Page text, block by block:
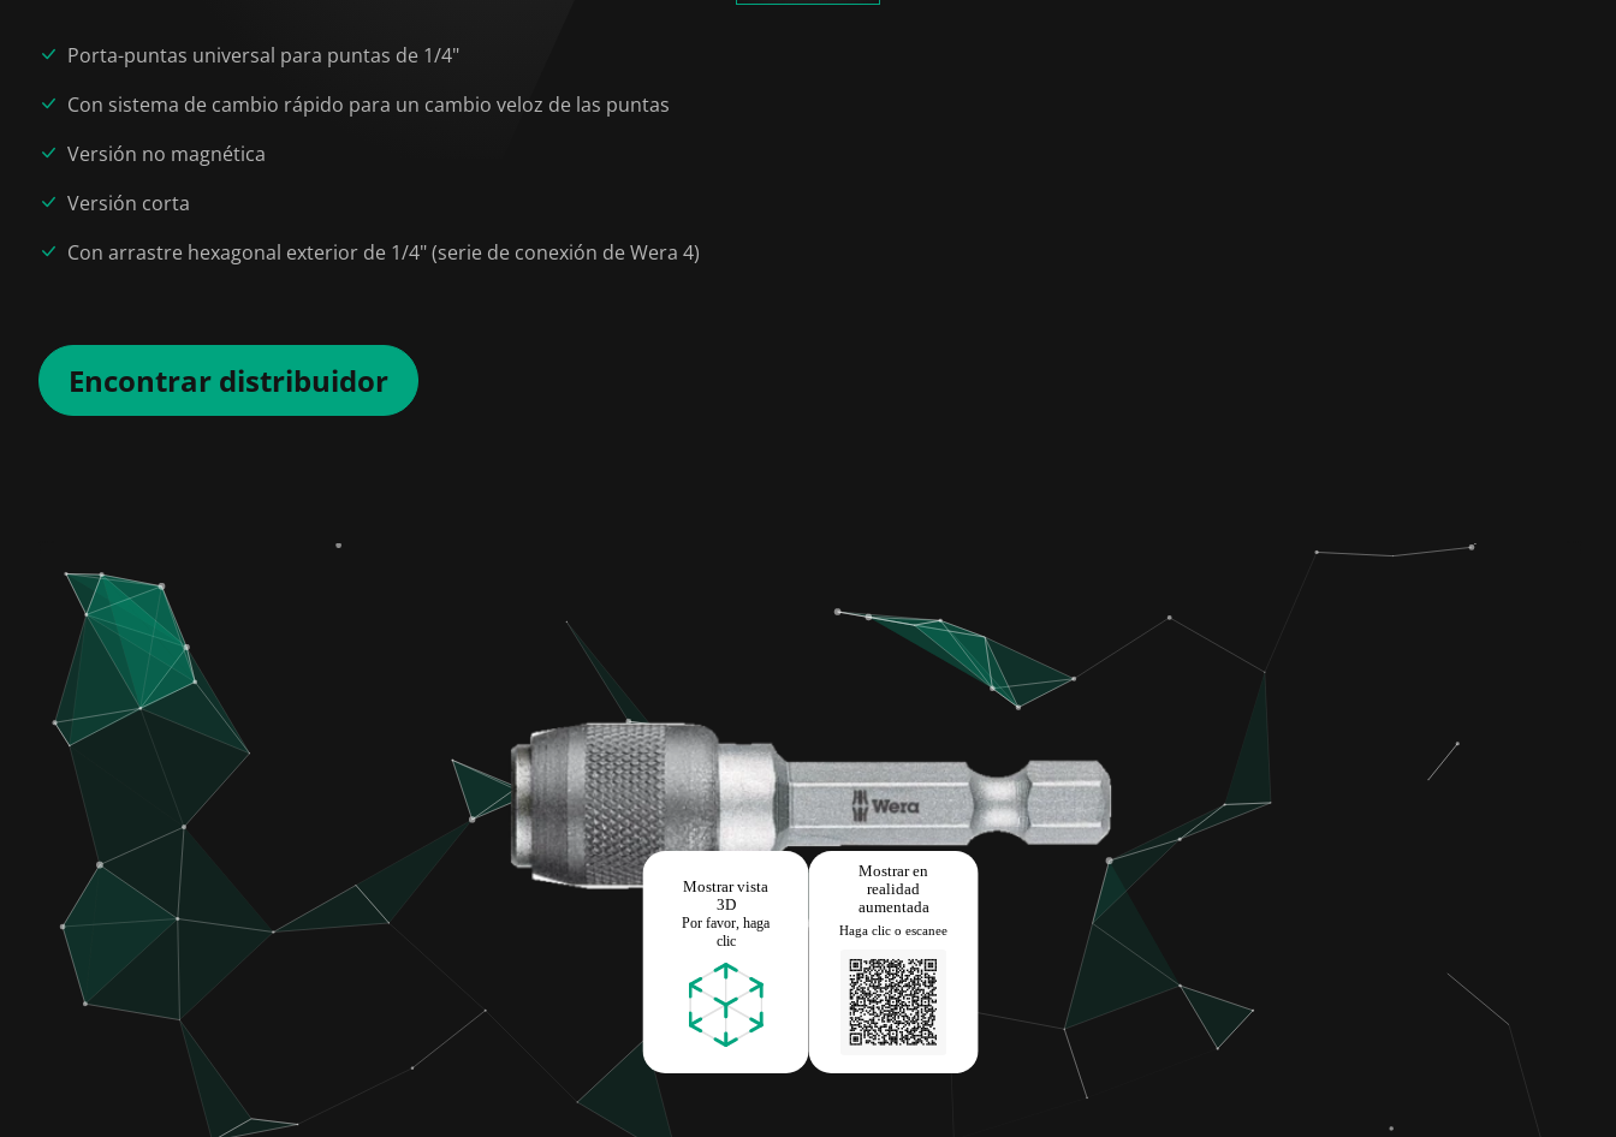
Porta-puntas universal para puntas de 1/4"
Con sistema de cambio rápido para un cambio veloz de las puntas
Versión no magnética
Versión corta
Con arrastre hexagonal exterior de 1/4" (serie de conexión de Wera 4)
Encontrar distribuidor